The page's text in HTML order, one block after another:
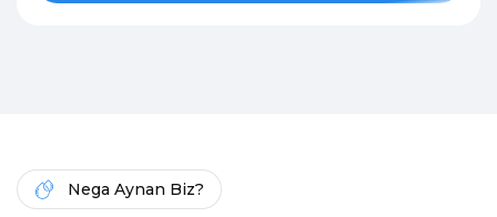
Nega Aynan Biz?